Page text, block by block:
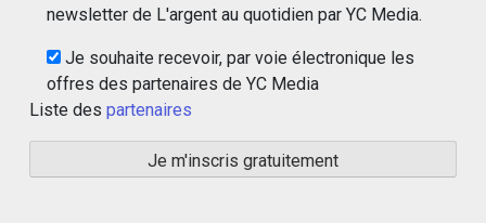
newsletter de L'argent au quotidien par YC Media.
Je souhaite recevoir, par voie électronique les
offres des partenaires de YC Media
Liste des partenaires